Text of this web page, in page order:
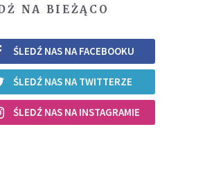
NA BIEŻĄCO
ŚLEDŹ NAS NA FACEBOOKU
ŚLEDŹ NAS NA TWITTERZE
ŚLEDŹ NAS NA INSTAGRAMIE